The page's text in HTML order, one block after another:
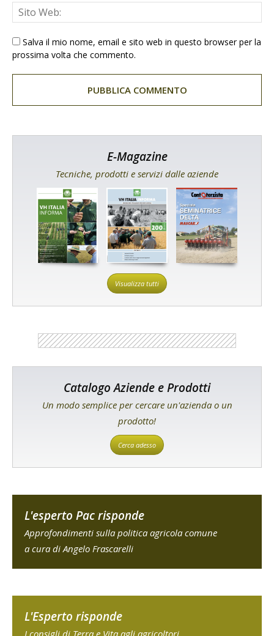
Salva il mio nome, email e sito web in questo browser per la
prossima volta che commento.
E-Magazine
Tecniche, prodotti e servizi dalle aziende
Visualizza tutti
Catalogo Aziende e Prodotti
Un modo semplice per cercare un'azienda o un
prodotto!
Cerca adesso
L'esperto Pac risponde
Approfondimenti sulla politica agricola comune
a cura di Angelo Frascarelli
L'Esperto risponde
I consigli di Terra e Vita agli agricoltori